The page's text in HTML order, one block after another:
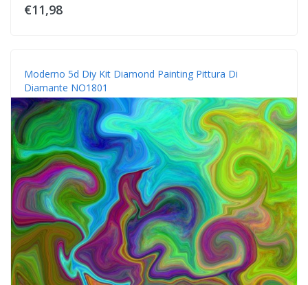
€11,98
Moderno 5d Diy Kit Diamond Painting Pittura Di
Diamante NO1801